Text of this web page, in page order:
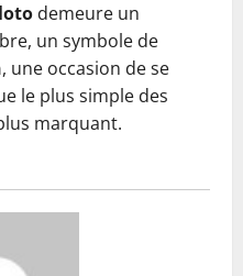
demeure un
un symbole de
, une occasion de se
le plus simple des
marquant.